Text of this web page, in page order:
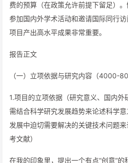
费的预算（在政策允许前提下留足）
参加国内外学术活动和邀请国际同行
项目产出高水平成果非常重要。
报告正文
（一）立项依据与研究内容（4000-
1.项目的立项依据（研究意义、国内外
需结合科学研究发展趋势来论述科学
发展中迫切需要解决的关键技术问题
考文献）
在我的印象里，提出一个有点“创意”